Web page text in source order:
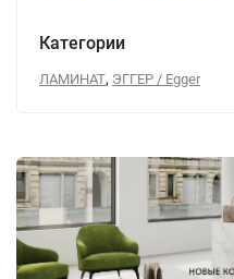
Категории
ЛАМИНАТ, ЭГГЕР / Egger